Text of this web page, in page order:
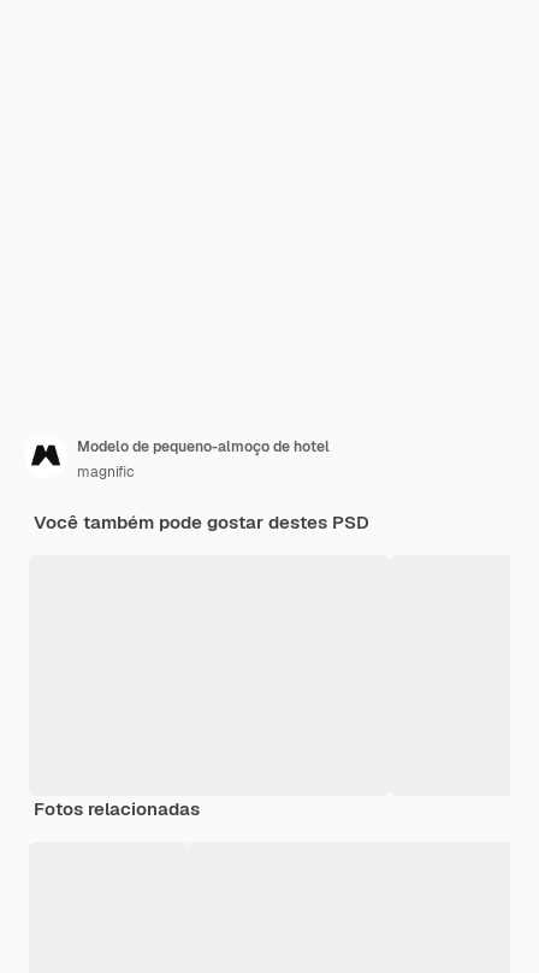
Modelo de pequeno-almoço de hotel
magnific
Você também pode gostar destes PSD
Fotos relacionadas